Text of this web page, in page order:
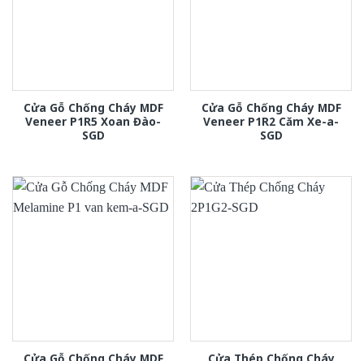
Cửa Gỗ Chống Cháy MDF
Veneer P1R5 Xoan Đào-
SGD
Cửa Gỗ Chống Cháy MDF
Veneer P1R2 Căm Xe-a-
SGD